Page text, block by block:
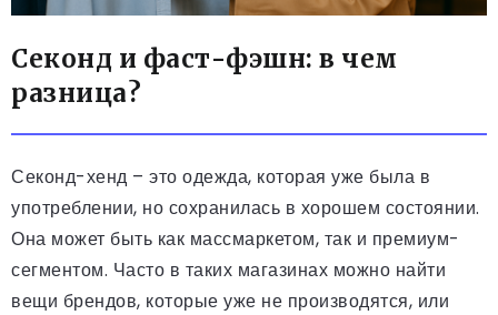
Секонд и фаст-фэшн: в чем
разница?
Секонд-хенд – это одежда, которая уже была в
употреблении, но сохранилась в хорошем состоянии.
Она может быть как массмаркетом, так и премиум-
сегментом. Часто в таких магазинах можно найти
вещи брендов, которые уже не производятся, или